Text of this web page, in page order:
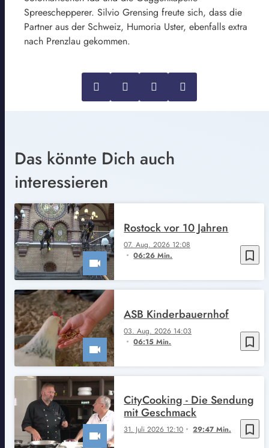
Spreeschepperer. Silvio Grensing freute sich, dass die
Partner aus der Schweiz, Humoria Uster, ebenfalls extra
nach Prenzlau gekommen.
Das könnte Dich auch
interessieren
bookmark_border
07. Aug. 2026 12:08
06:26 Min.
Rostock vor 10 Jahren
bookmark_border
03. Aug. 2026 14:03
06:15 Min.
ASB Kinderbauernhof
bookmark_border
31. Juli 2026 12:10 29:47 Min.
CityCooking - Die Sendung
mit Geschmack